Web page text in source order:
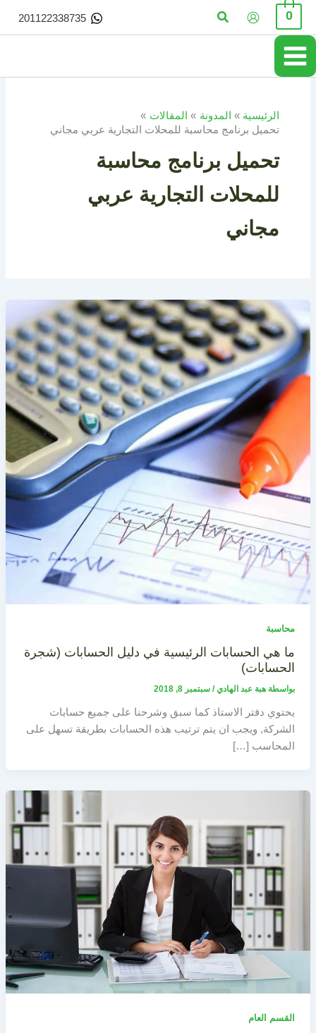
تخطي
المحتوى
0 البحث 201122338735
الرئيسية المدونة
المقالات
تحميل برنامج محاسبة للمحلات التجارية عربي مجاني
تحميل برنامج محاسبة
للمحلات التجارية عربي
مجاني
محاسبة
ما هي الحسابات الرئيسية في دليل الحسابات (شجرة
الحسابات)
بواسطة هبة عبد الهادي/ سبتمبر 8, 2018
يحتوي دفتر الاستاذ كما سبق وشرحنا على جميع حسابات
الشركة, ويجب ان يتم ترتيب هذه الحسابات بطريقة تسهل على
المحاسب […]
القسم العام